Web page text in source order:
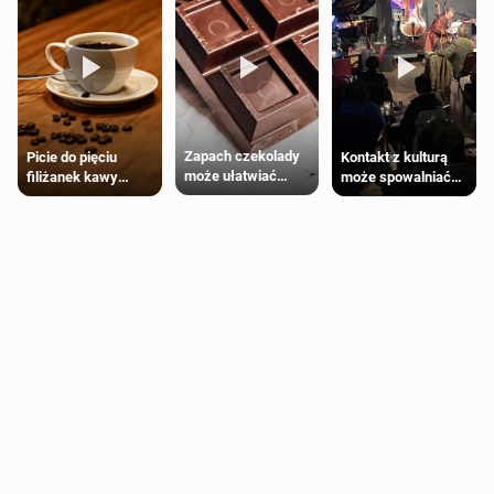
Picie do pięciu
filiżanek kawy
dziennie jest
Zapach czekolady
może ułatwiać
trening siłowy
Kontakt z kulturą
może spowalniać
starzenie